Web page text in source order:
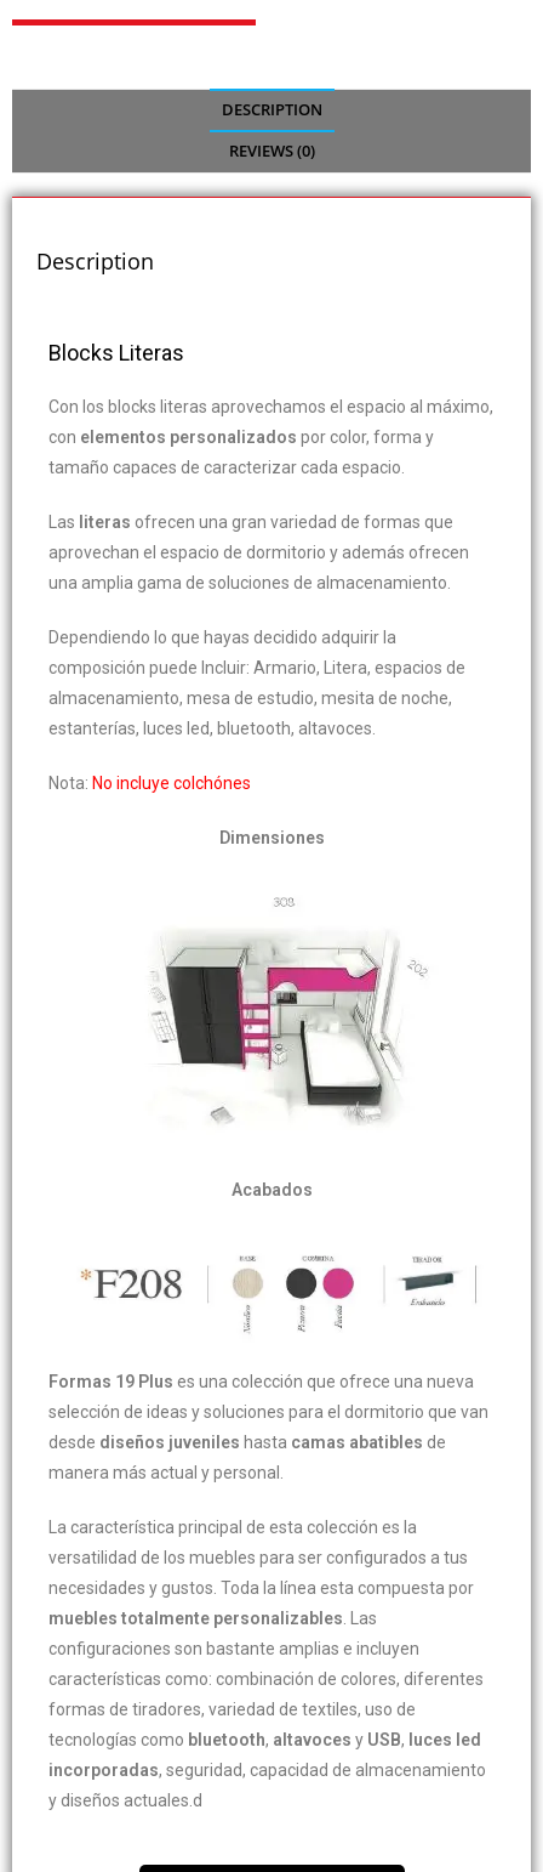
DESCRIPTION
REVIEWS (0)
Description
Blocks Literas
Con los blocks literas aprovechamos el espacio al máximo,
con elementos personalizados por color, forma y
tamaño capaces de caracterizar cada espacio.
Las literas ofrecen una gran variedad de formas que
aprovechan el espacio de dormitorio y además ofrecen
una amplia gama de soluciones de almacenamiento.
Dependiendo lo que hayas decidido adquirir la
composición puede Incluir: Armario, Litera, espacios de
almacenamiento, mesa de estudio, mesita de noche,
estanterías, luces led, bluetooth, altavoces.
Nota: No incluye colchónes
Dimensiones
Acabados
Formas 19 Plus es una colección que ofrece una nueva
selección de ideas y soluciones para el dormitorio que van
desde diseños juveniles hasta camas abatibles de
manera más actual y personal.
La característica principal de esta colección es la
versatilidad de los muebles para ser configurados a tus
necesidades y gustos. Toda la línea esta compuesta por
muebles totalmente personalizables . Las
configuraciones son bastante amplias e incluyen
características como: combinación de colores, diferentes
formas de tiradores, variedad de textiles, uso de
tecnologías como bluetooth, altavoces y USB, luces led
incorporadas, seguridad, capacidad de almacenamiento
y diseños actuales.d